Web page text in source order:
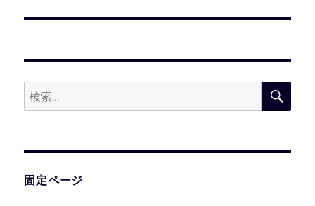
ー
ン
投
検
索:
検
固定ページ